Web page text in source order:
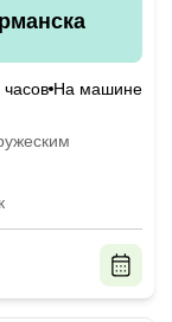
часов На машине